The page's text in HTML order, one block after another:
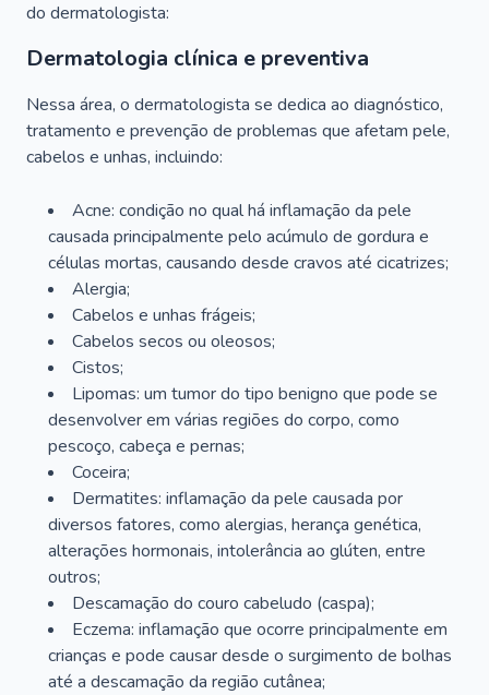
do dermatologista:
Dermatologia clínica e preventiva
Nessa área, o dermatologista se dedica ao diagnóstico,
tratamento e prevenção de problemas que afetam pele,
cabelos e unhas, incluindo:
Acne: condição no qual há inflamação da pele
causada principalmente pelo acúmulo de gordura e
células mortas, causando desde cravos até cicatrizes;
Alergia;
Cabelos e unhas frágeis;
Cabelos secos ou oleosos;
Cistos;
Lipomas: um tumor do tipo benigno que pode se
desenvolver em várias regiões do corpo, como
pescoço, cabeça e pernas;
Coceira;
Dermatites: inflamação da pele causada por
diversos fatores, como alergias, herança genética,
alterações hormonais, intolerância ao glúten, entre
outros;
Descamação do couro cabeludo (caspa);
Eczema: inflamação que ocorre principalmente em
crianças e pode causar desde o surgimento de bolhas
até a descamação da região cutânea;